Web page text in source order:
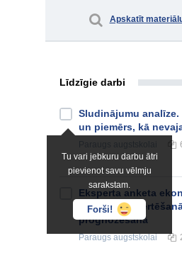
Apskatīt
Līdzīgie darbi
Tu vari jebkuru darbu ātri
pievienot savu vēlmju
sarakstam.
Forši!
Sludinājumu
un piemērs, kā
Eksperta anketa
situāciju
prognozēšanā
Paraugsaugstskolai